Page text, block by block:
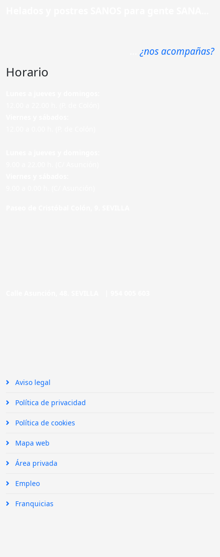
¿nos acompañas?
Horario
Aviso legal
Política de privacidad
Política de cookies
Mapa web
Área privada
Empleo
Franquicias